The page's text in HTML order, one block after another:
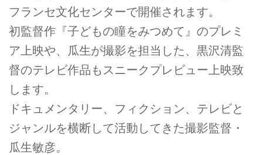
フランセ文化センターで開催されます。
初監督作『子どもの瞳をみつめて』のプレミ
ア上映や、瓜生が撮影を担当した、黒沢清監
督のテレビ作品もスニークプレビュー上映致
します。
ドキュメンタリー、フィクション、テレビと
ジャンルを横断して活動してきた撮影監督・
瓜生敏彦。